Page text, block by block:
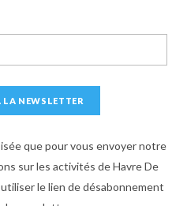
que pour vous envoyer notre
sur les activités de Havre De
le lien de désabonnement